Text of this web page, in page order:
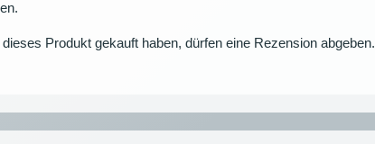
Produkt gekauft haben, dürfen eine Rezension abgeben.